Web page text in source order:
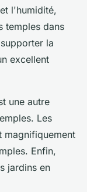
l'humidité,
temples dans
la
excellent
une autre
Les
magnifiquement
Enfin,
jardins en